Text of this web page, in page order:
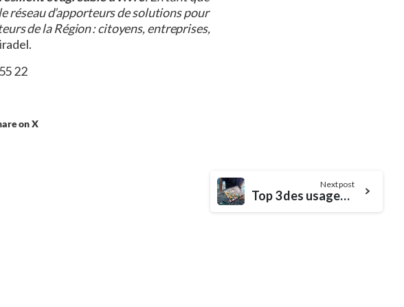
réseau d’apporteurs de solutions pour
de la Région : citoyens, entreprises,
22
on X
Next post
Top 3 des usages de la 3D qui transforment votre communication